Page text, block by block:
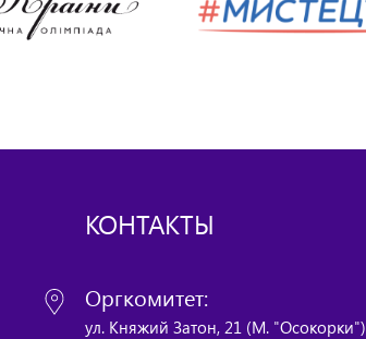
КОНТАКТЫ
Оргкомитет:
ул. Княжий Затон, 21 (М. "Осокорки")